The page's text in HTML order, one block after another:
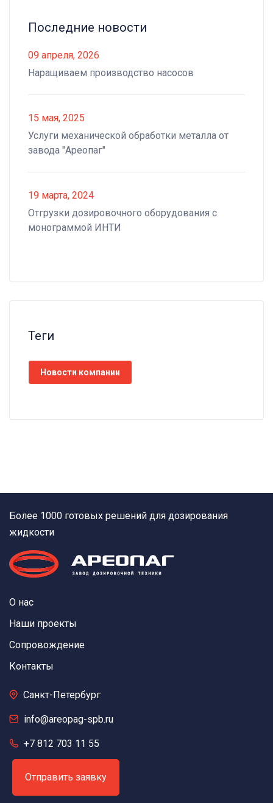
Последние новости
09 апреля, 2026
Наращиваем производство насосов
15 мая, 2025
Услуги механической обработки металла от
завода "Ареопаг"
19 марта, 2024
Отгрузки дозировочного оборудования с
монограммой ИНТИ
Теги
Новости компании
Более 1000 готовых решений для дозирования
жидкости
О нас
Наши проекты
Сопровождение
Контакты
Санкт-Петербург
info@areopag-spb.ru
+7 812 703 11 55
Отправить заявку